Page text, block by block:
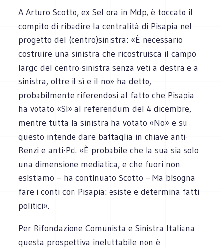
A Arturo Scotto, ex Sel ora in Mdp, è toccato il
compito di ribadire la centralità di Pisapia nel
progetto del (centro)sinistra: «È necessario
costruire una sinistra che ricostruisca il campo
largo del centro-sinistra senza veti a destra e a
sinistra, oltre il sì e il no» ha detto,
probabilmente riferendosi al fatto che Pisapia
ha votato «Sì» al referendum del 4 dicembre,
mentre tutta la sinistra ha votato «No» e su
questo intende dare battaglia in chiave anti-
Renzi e anti-Pd. «È probabile che la sua sia solo
una dimensione mediatica, e che fuori non
esistiamo – ha continuato Scotto – Ma bisogna
fare i conti con Pisapia: esiste e determina fatti
politici».
Per Rifondazione Comunista e Sinistra Italiana
questa prospettiva ineluttabile non è